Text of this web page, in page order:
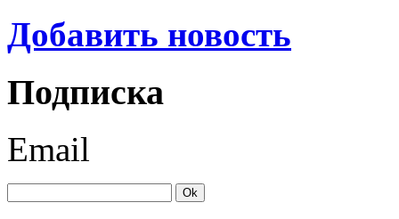
Добавить новость
Подписка
Email